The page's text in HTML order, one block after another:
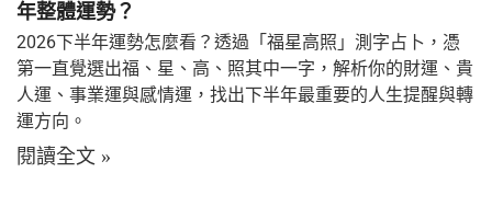
年整體運勢？
2026下半年運勢怎麼看？透過「福星高照」測字占卜，憑
第一直覺選出福、星、高、照其中一字，解析你的財運、貴
人運、事業運與感情運，找出下半年最重要的人生提醒與轉
運方向。
閱讀全文 »